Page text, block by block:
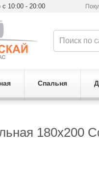
с 10:00 - 20:00
Спальня